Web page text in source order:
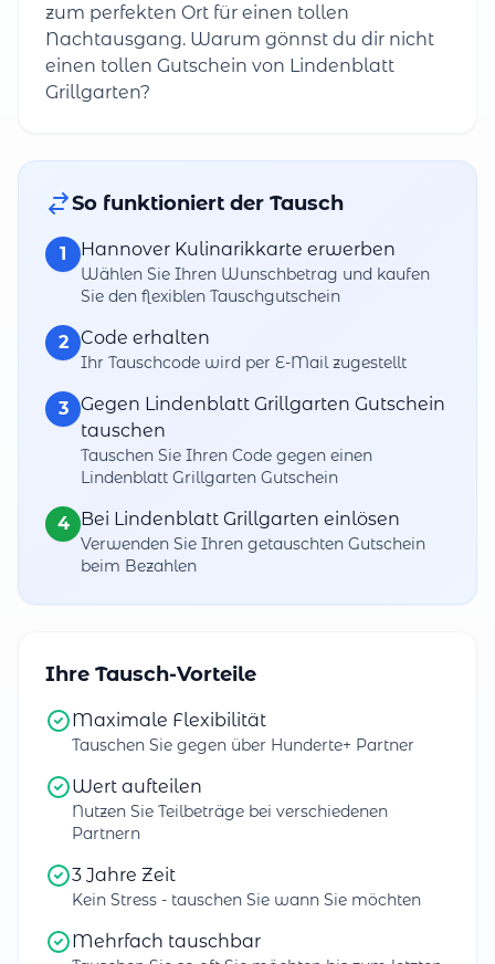
zum perfekten Ort für einen tollen
Nachtausgang. Warum gönnst du dir nicht
einen tollen Gutschein von Lindenblatt
Grillgarten?
So funktioniert der Tausch
1 Hannover Kulinarikkarte erwerben
Wählen Sie Ihren Wunschbetrag und kaufen
Sie den flexiblen Tauschgutschein
2 Code erhalten
Ihr Tauschcode wird per E-Mail zugestellt
3
Gegen Lindenblatt Grillgarten Gutschein
tauschen
Tauschen Sie Ihren Code gegen einen
Lindenblatt Grillgarten Gutschein
4 Bei Lindenblatt Grillgarten einlösen
Verwenden Sie Ihren getauschten Gutschein
beim Bezahlen
Ihre Tausch-Vorteile
Maximale Flexibilität
Tauschen Sie gegen über Hunderte+ Partner
Wert aufteilen
Nutzen Sie Teilbeträge bei verschiedenen
Partnern
3 Jahre Zeit
Kein Stress - tauschen Sie wann Sie möchten
Mehrfach tauschbar